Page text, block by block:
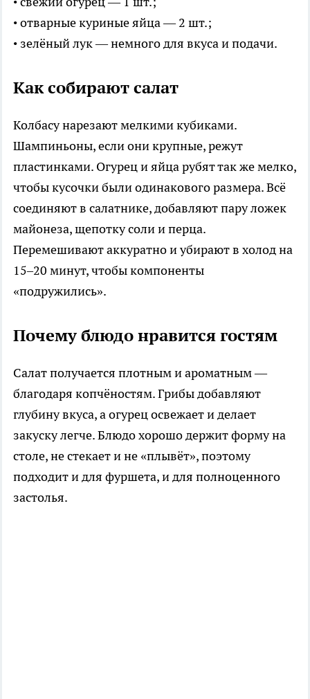
• отварные куриные яйца — 2 шт.;
• зелёный лук — немного для вкуса и подачи.
Как собирают салат
Колбасу нарезают мелкими кубиками.
Шампиньоны, если они крупные, режут
пластинками. Огурец и яйца рубят так же мелко,
чтобы кусочки были одинакового размера. Всё
соединяют в салатнике, добавляют пару ложек
майонеза, щепотку соли и перца.
Перемешивают аккуратно и убирают в холод на
15–20 минут, чтобы компоненты
«подружились».
Почему блюдо нравится гостям
Салат получается плотным и ароматным —
благодаря копчёностям. Грибы добавляют
глубину вкуса, а огурец освежает и делает
закуску легче. Блюдо хорошо держит форму на
столе, не стекает и не «плывёт», поэтому
подходит и для фуршета, и для полноценного
застолья.